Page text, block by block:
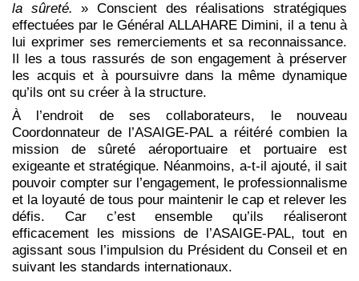
la sûreté. » Conscient des réalisations stratégiques
effectuées par le Général ALLAHARE Dimini, il a tenu à
lui exprimer ses remerciements et sa reconnaissance.
Il les a tous rassurés de son engagement à préserver
les acquis et à poursuivre dans la même dynamique
qu’ils ont su créer à la structure.
À l’endroit de ses collaborateurs, le nouveau
Coordonnateur de l’ASAIGE-PAL a réitéré combien la
mission de sûreté aéroportuaire et portuaire est
exigeante et stratégique. Néanmoins, a-t-il ajouté, il sait
pouvoir compter sur l’engagement, le professionnalisme
et la loyauté de tous pour maintenir le cap et relever les
défis. Car c’est ensemble qu’ils réaliseront
efficacement les missions de l’ASAIGE-PAL, tout en
agissant sous l’impulsion du Président du Conseil et en
suivant les standards internationaux.